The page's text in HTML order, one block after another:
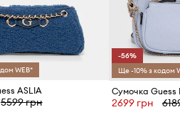
фактура матеріалу
, що
сумки
і відстібний ремінь, що
ручки
, що дозволяють
WEB*
ASLIA
5599 грн
-56%
Ще -10% з кодом
Сумочка Guess
2699 грн